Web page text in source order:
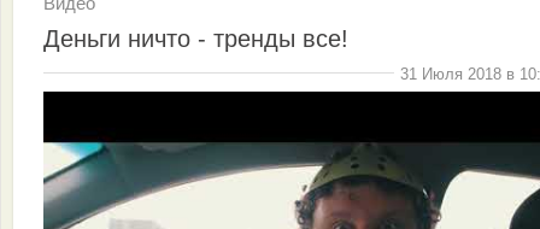
Деньги ничто - тренды все!
31 Июля 2018 в